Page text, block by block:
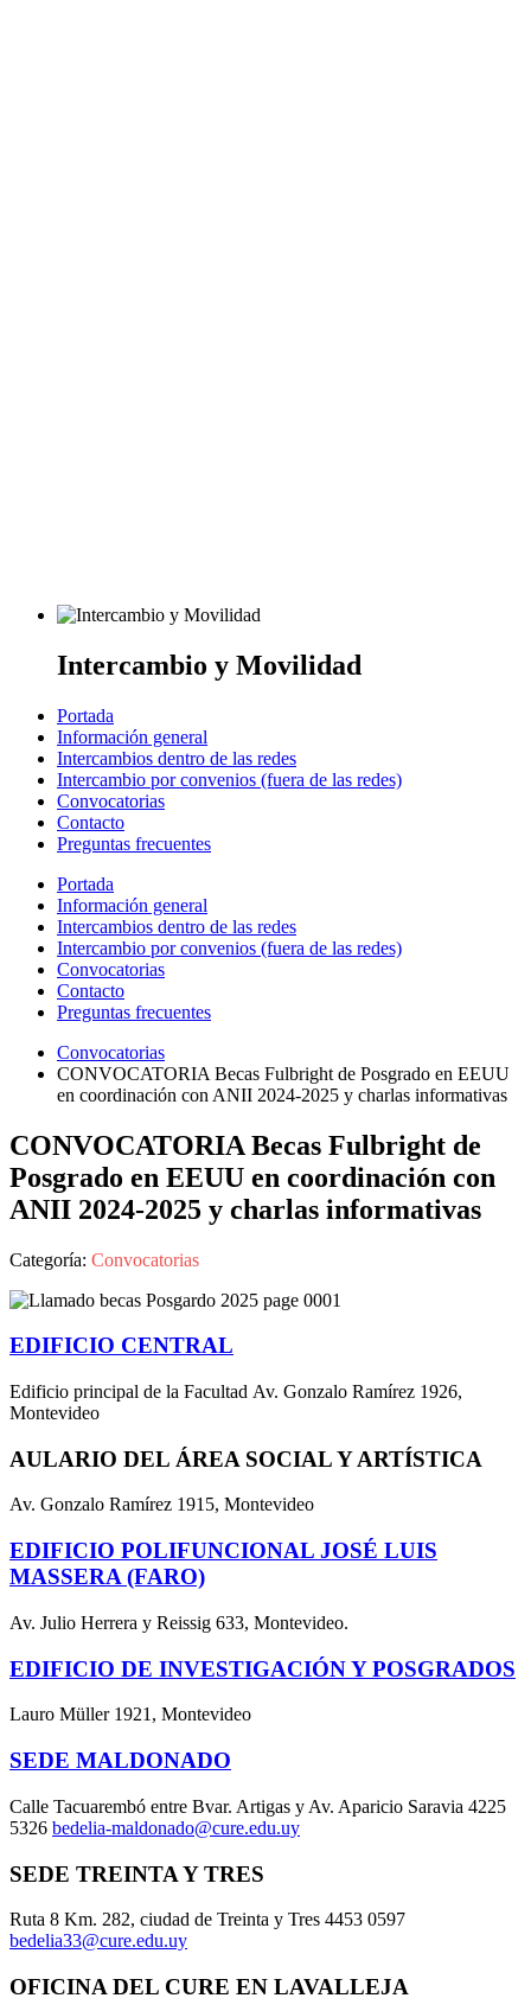
Intercambio y Movilidad
Portada
Información general
Intercambios dentro de las redes
Intercambio por convenios (fuera de las redes)
Convocatorias
Contacto
Preguntas frecuentes
Portada
Información general
Intercambios dentro de las redes
Intercambio por convenios (fuera de las redes)
Convocatorias
Contacto
Preguntas frecuentes
Convocatorias
CONVOCATORIA Becas Fulbright de Posgrado en EEUU
en coordinación con ANII 2024-2025 y charlas informativas
CONVOCATORIA Becas Fulbright de
Posgrado en EEUU en coordinación con
ANII 2024-2025 y charlas informativas
Categoría: Convocatorias
EDIFICIO CENTRAL
Edificio principal de la Facultad Av. Gonzalo Ramírez 1926,
Montevideo
AULARIO DEL ÁREA SOCIAL Y ARTÍSTICA
Av. Gonzalo Ramírez 1915, Montevideo
EDIFICIO POLIFUNCIONAL JOSÉ LUIS
MASSERA (FARO)
Av. Julio Herrera y Reissig 633, Montevideo.
EDIFICIO DE INVESTIGACIÓN Y POSGRADOS
Lauro Müller 1921, Montevideo
SEDE MALDONADO
Calle Tacuarembó entre Bvar. Artigas y Av. Aparicio Saravia 4225
5326 bedelia-maldonado@cure.edu.uy
SEDE TREINTA Y TRES
Ruta 8 Km. 282, ciudad de Treinta y Tres 4453 0597
bedelia33@cure.edu.uy
OFICINA DEL CURE EN LAVALLEJA